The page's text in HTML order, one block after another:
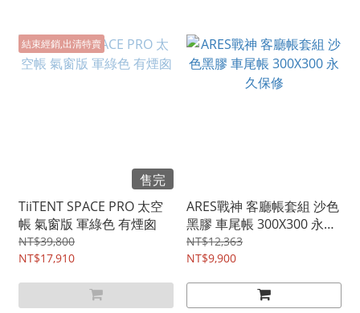
結束經銷,出清特賣
售完
TiiTENT SPACE PRO 太空
帳 氣窗版 軍綠色 有煙囪
NT$39,800
NT$17,910
ARES戰神 客廳帳套組 沙色
黑膠 車尾帳 300X300 永久
保修
NT$12,363
NT$9,900